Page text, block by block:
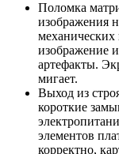
Поломка
изображения
механических
изображение
артефакты.
мигает.
Выход из
короткие
элементов
корректно,